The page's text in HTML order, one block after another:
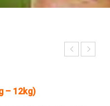
– 12kg)